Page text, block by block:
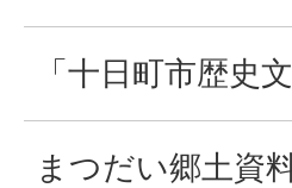
「十日町市歴史
まつだい郷土資